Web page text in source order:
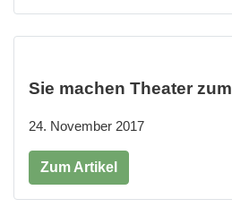
Sie machen Theater
24. November 2017
Zum Artikel